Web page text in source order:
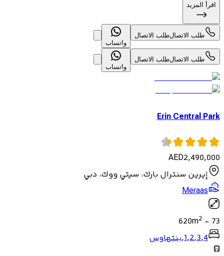
اقرأ المزيد
طلب الاتصالطلب الاتصال
واتساب
طلب الاتصالطلب الاتصال
واتساب
Erin Central Park
AED2,490,000
إيرين سنترال بارك، سيتي ووك، دبي
Meraas
73
-
620m2
1,2,3,4
,بنتهاوس